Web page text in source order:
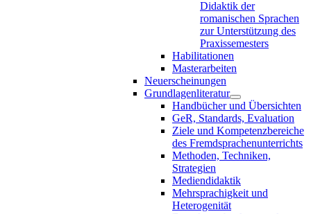
Didaktik der
romanischen Sprachen
zur Unterstützung des
Praxissemesters
Habilitationen
Masterarbeiten
Neuerscheinungen
Grundlagenliteratur
Handbücher und Übersichten
GeR, Standards, Evaluation
Ziele und Kompetenzbereiche
des Fremdsprachenunterrichts
Methoden, Techniken,
Strategien
Mediendidaktik
Mehrsprachigkeit und
Heterogenität